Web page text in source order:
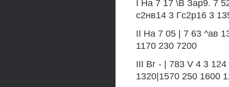
I На 7 17 \В Зар9. 7
с2нв14 3 Гс2р16 3
II На 7 05 | 7 63 ^ав
1170 230 7200
III Вг - | 783 V 4 3
1320|1570 250 1600